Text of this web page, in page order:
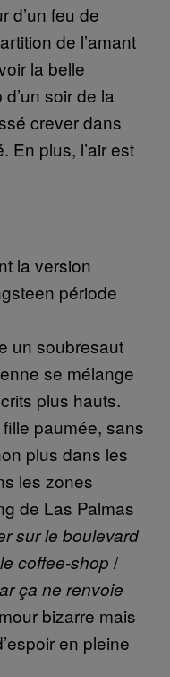
d’un feu de
de l’amant
la belle
soir de la
crever dans
En plus, l’air est
la version
période
un soubresaut
se mélange
plus hauts.
paumée, sans
plus dans les
les zones
de Las Palmas
sur le boulevard
coffee-shop /
ça ne renvoie
bizarre mais
en pleine